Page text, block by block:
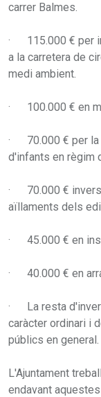
carrer Balmes.
· 115.000 € per
a la carretera de
medi ambient.
· 100.000 € en
· 70.000 € per la
d'infants en règim
· 70.000 €
aïllaments dels
· 45.000 € en
· 40.000 € en
· La resta
caràcter ordinari i
públics en general.
L'Ajuntament
endavant